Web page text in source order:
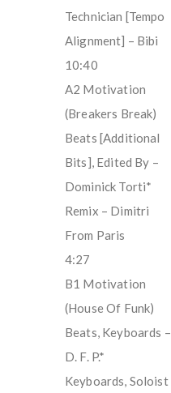
Technician [Tempo
Alignment] – Bibi
10:40
A2 Motivation
(Breakers Break)
Beats [Additional
Bits], Edited By –
Dominick Torti*
Remix – Dimitri
From Paris
4:27
B1 Motivation
(House Of Funk)
Beats, Keyboards –
D. F. P.*
Keyboards, Soloist